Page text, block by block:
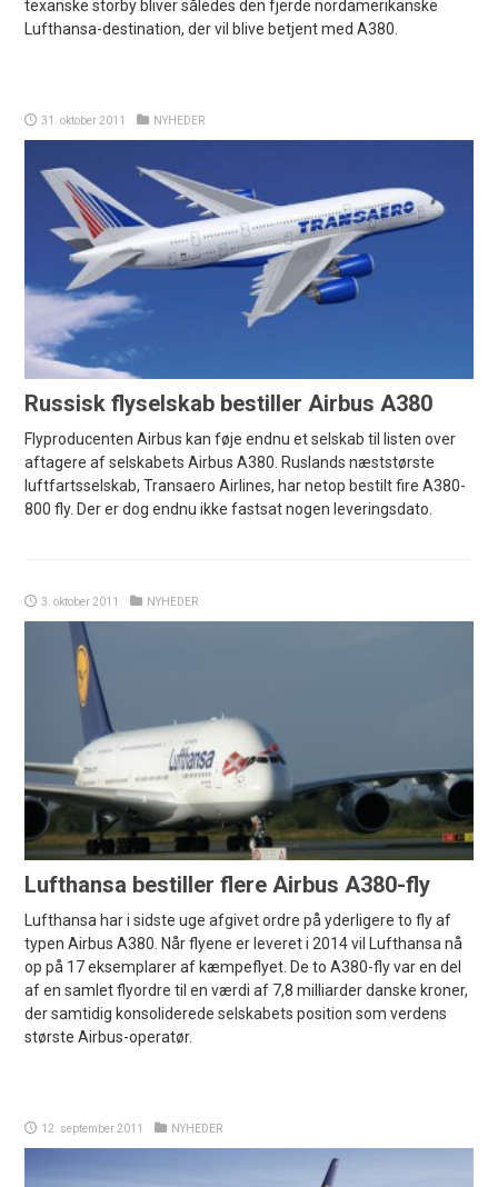
texanske storby bliver således den fjerde nordamerikanske
Lufthansa-destination, der vil blive betjent med A380.
31. oktober 2011 NYHEDER
Russisk flyselskab bestiller Airbus A380
Flyproducenten Airbus kan føje endnu et selskab til listen over
aftagere af selskabets Airbus A380. Ruslands næststørste
luftfartsselskab, Transaero Airlines, har netop bestilt fire A380-
800 fly. Der er dog endnu ikke fastsat nogen leveringsdato.
3. oktober 2011 NYHEDER
Lufthansa bestiller flere Airbus A380-fly
Lufthansa har i sidste uge afgivet ordre på yderligere to fly af
typen Airbus A380. Når flyene er leveret i 2014 vil Lufthansa nå
op på 17 eksemplarer af kæmpeflyet. De to A380-fly var en del
af en samlet flyordre til en værdi af 7,8 milliarder danske kroner,
der samtidig konsoliderede selskabets position som verdens
største Airbus-operatør.
12. september 2011 NYHEDER